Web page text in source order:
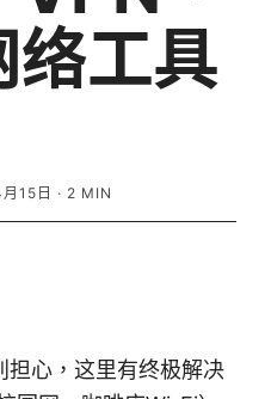
络工具
15日 · 2 MIN
心，这里有终极解决